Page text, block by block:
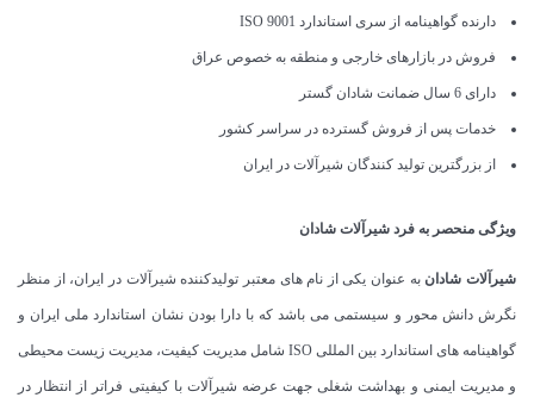
دارنده گواهینامه از سری استاندارد ISO 9001
فروش در بازارهای خارجی و منطقه به خصوص عراق
دارای 6 سال ضمانت شادان گستر
خدمات پس از فروش گسترده در سراسر کشور
از بزرگترین تولید کنندگان شیرآلات در ایران
ویژگی منحصر به فرد شیرآلات شادان
شیرآلات شادان به عنوان یکی از نام های معتبر تولیدکننده شیرآلات در ایران، از منظر
نگرش دانش محور و سیستمی می باشد که با دارا بودن نشان استاندارد ملی ایران و
گواهینامه های استاندارد بین المللی ISO شامل مدیریت کیفیت، مدیریت زیست محیطی
و مدیریت ایمنی و بهداشت شغلی جهت عرضه شیرآلات با کیفیتی فراتر از انتظار در